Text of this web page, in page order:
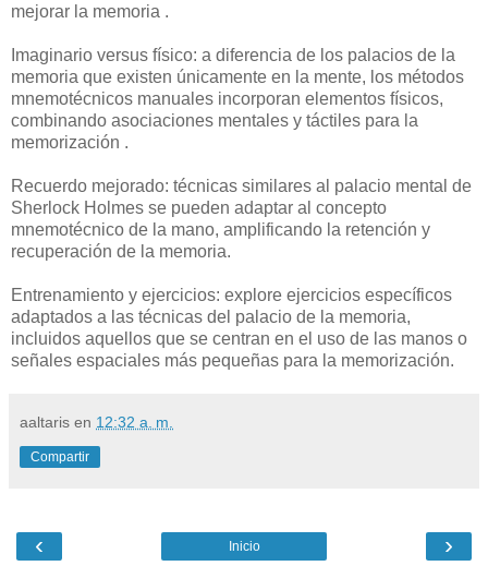
mejorar la memoria .
Imaginario versus físico: a diferencia de los palacios de la
memoria que existen únicamente en la mente, los métodos
mnemotécnicos manuales incorporan elementos físicos,
combinando asociaciones mentales y táctiles para la
memorización .
Recuerdo mejorado: técnicas similares al palacio mental de
Sherlock Holmes se pueden adaptar al concepto
mnemotécnico de la mano, amplificando la retención y
recuperación de la memoria.
Entrenamiento y ejercicios: explore ejercicios específicos
adaptados a las técnicas del palacio de la memoria,
incluidos aquellos que se centran en el uso de las manos o
señales espaciales más pequeñas para la memorización.
aaltaris en 12:32 a. m.
Compartir
‹ ›
Inicio